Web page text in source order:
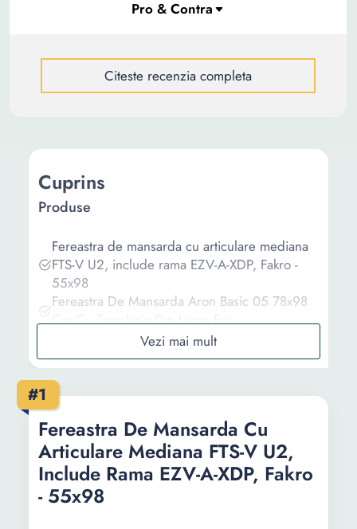
Citeste recenzia completa
#1
Fereastra De Mansarda Cu
Articulare Mediana FTS-V U2,
Include Rama EZV-A-XDP, Fakro
- 55x98
Cuprins
Produse
Fereastra de mansarda cu articulare mediana
FTS-V U2, include rama EZV-A-XDP, Fakro -
55x98
Fereastra De Mansarda Aron Basic 05 78x98
Cm Cu Tamplarie Din Lemn Fsc
Fereastra Acces Acoperis FAKRO FWP U3
78x98 cm
Fereastra de mansarda cu articulare mediana
FTS-V U2, include rama EZV-A-XDP, Fakro -
55x78
Fereastra Acces Acoperis FAKRO FWP U3
78x118 cm
Informații